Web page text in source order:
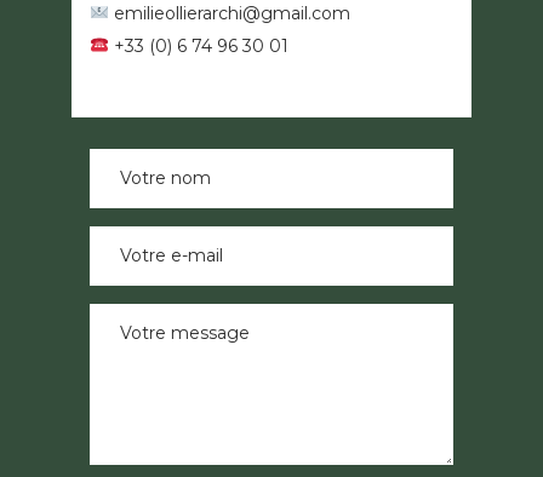
emilieollierarchi@gmail.com
+33 (0) 6 74 96 30 01